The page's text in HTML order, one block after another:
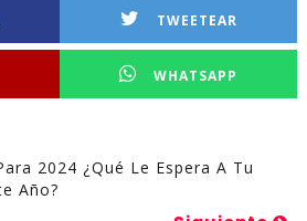
TWEETEAR
WHATSAPP
2024 ¿Qué Le Espera A Tu
Año?